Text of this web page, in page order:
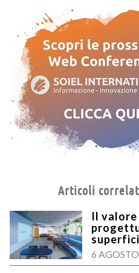
Articoli
Il valore
superfici
6